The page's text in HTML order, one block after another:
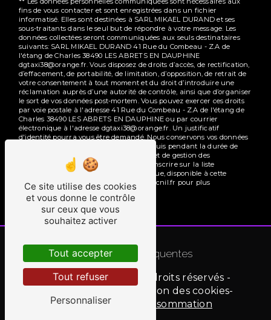
fins de vous contacter et sont enregistrées dans un fichier
informatisé. Elles sont destinées à SARL MIKAEL DURAND et ses
sous-traitants dans le seul but de répondre à votre message. Les
données collectées seront communiquées aux seuls destinataires
suivants: SARL MIKAEL DURAND 41 Rue du Combeau - Z.A de
l'étang de Charles 38490 LES ABRETS EN DAUPHINE
dgtaxi38@orange.fr. Vous disposez de droits d’accès, de rectification,
d’effacement, de portabilité, de limitation, d’opposition, de retrait de
votre consentement à tout moment et du droit d’introduire une
réclamation auprès d’une autorité de contrôle, ainsi que d’organiser
le sort de vos données post-mortem. Vous pouvez exercer ces droits
par voie postale à l'adresse 41 Rue du Combeau - Z.A de l'étang de
Charles 38490 LES ABRETS EN DAUPHINE ou par courrier
électronique à l'adresse dgtaxi38@orange.fr. Un justificatif
d'identité pourra vous être demandé. Nous conservons vos données
pendant la période de prise de contact puis pendant la durée de
prescription légale aux fins probatoires et de gestion des
contentieux. Vous avez le droit de vous inscrire sur la liste
d'opposition au démarchage téléphonique, disponible à cette
adresse: Bloctel.gouv.fr
. Consultez le site cnil.fr pour plus
d’informations sur vos droits.
Recherches fréquentes
Vistalid- 2026 - Tous droits réservés -
Gestion des cookies-
Médiation de la consommation
Ce site utilise des cookies
et vous donne le contrôle
sur ceux que vous
souhaitez activer
Tout accepter
Tout refuser
Personnaliser